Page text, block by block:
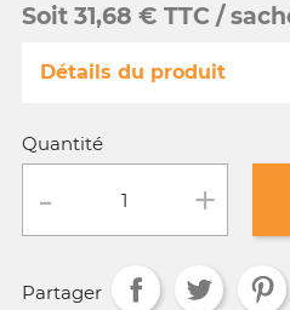
Soit 31,68 € TTC /
Détails du produit
Référence
Age :
Quantité
Partager